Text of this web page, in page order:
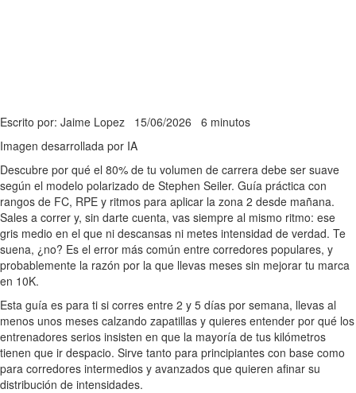
Escrito por: Jaime Lopez 15/06/2026 6 minutos
Imagen desarrollada por IA
Descubre por qué el 80% de tu volumen de carrera debe ser suave
según el modelo polarizado de Stephen Seiler. Guía práctica con
rangos de FC, RPE y ritmos para aplicar la zona 2 desde mañana.
Sales a correr y, sin darte cuenta, vas siempre al mismo ritmo: ese
gris medio en el que ni descansas ni metes intensidad de verdad. Te
suena, ¿no? Es el error más común entre corredores populares, y
probablemente la razón por la que llevas meses sin mejorar tu marca
en 10K.
Esta guía es para ti si corres entre 2 y 5 días por semana, llevas al
menos unos meses calzando zapatillas y quieres entender por qué los
entrenadores serios insisten en que la mayoría de tus kilómetros
tienen que ir despacio. Sirve tanto para principiantes con base como
para corredores intermedios y avanzados que quieren afinar su
distribución de intensidades.